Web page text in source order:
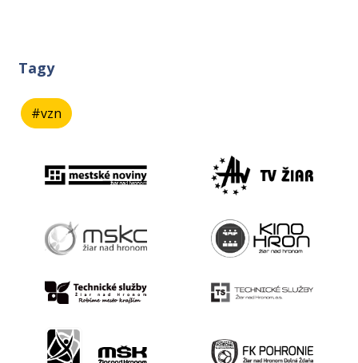
Tagy
#vzn